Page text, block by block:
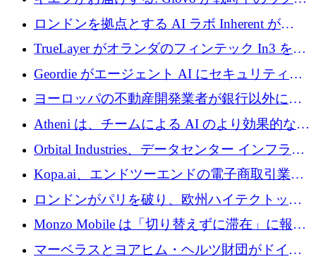
調達
イナで最も急速に成長する市場の 1 つをどの
ように拡大したか
ロンドンを拠点とする AI ラボ Inherent が
5,000 万ドルの資金調達でステルスから浮上
TrueLayer がオランダのフィンテック In3 を買
収、チェックアウト時にクレジットを提供
Geordie がエージェント AI にセキュリティと
ガバナンスをもたらすために 3,000 万ドルを
ヨーロッパの不動産開発業者が銀行以外にも
目を向けているため、InRentoの資金調達額は
1億ユーロを突破
Atheni は、チームによる AI のより効果的な使
用を支援するために 35 万ポンドを確保
Orbital Industries、データセンター インフラス
トラクチャ システムの拡張に 5,000 万ドルを
確保
Kopa.ai、エンドツーエンドの電子商取引業務
用の AI エージェントを構築するために 200
万ユーロを調達
ロンドンがパリを破り、欧州ハイテクトップ
の座を奪還
Monzo Mobile は「切り替えずに滞在」に報酬
を与える
マーベラスとヨアヒム・ヘルツ財団がドイツ